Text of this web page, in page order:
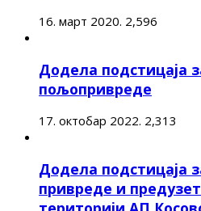
16. март 2020. 2,596
Додела подстицаја
пољопривреде
17. октобар 2022. 2,313
Додела подстицаја
привреде и